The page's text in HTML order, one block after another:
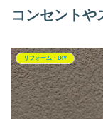
コンセントや
リフォーム・DIY